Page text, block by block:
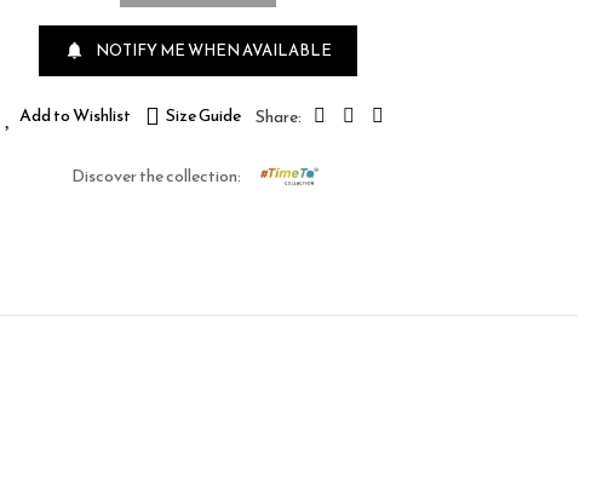
 NOTIFY ME WHEN AVAILABLE
Add to Wishlist Size Guide
Discover the collection: